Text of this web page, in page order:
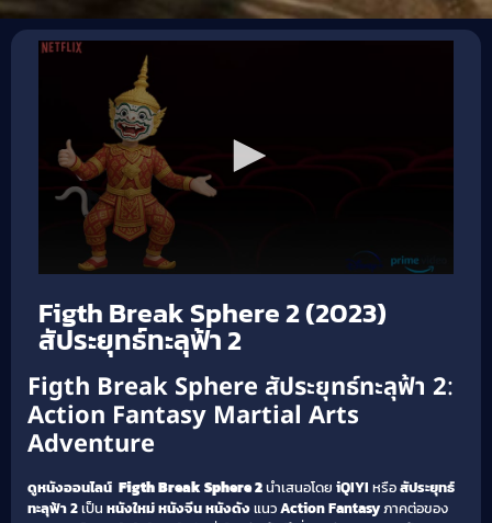
Figth Break Sphere 2 (2023)
สัประยุทธ์ทะลุฟ้า 2
Figth Break Sphere สัประยุทธ์ทะลุฟ้า 2:
Action Fantasy Martial Arts
Adventure
ดูหนังออนไลน์ Figth Break Sphere 2นำเสนอโดย iQIYI หรือสัประยุทธ์
ทะลุฟ้า 2เป็น หนังใหม่หนังจีนหนังดังแนวActionFantasyภาคต่อของ